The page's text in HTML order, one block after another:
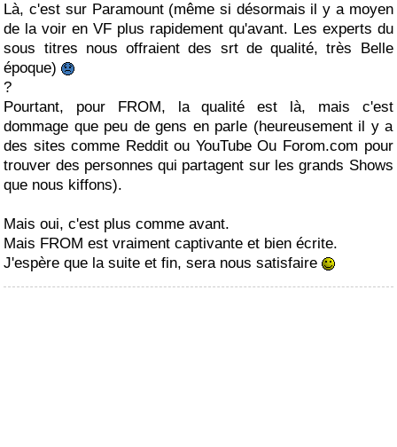
Là, c'est sur Paramount (même si désormais il y a moyen
de la voir en VF plus rapidement qu'avant. Les experts du
sous titres nous offraient des srt de qualité, très Belle
époque)
?
Pourtant, pour FROM, la qualité est là, mais c'est
dommage que peu de gens en parle (heureusement il y a
des sites comme Reddit ou YouTube Ou Forom.com pour
trouver des personnes qui partagent sur les grands Shows
que nous kiffons).
Mais oui, c'est plus comme avant.
Mais FROM est vraiment captivante et bien écrite.
J'espère que la suite et fin, sera nous satisfaire